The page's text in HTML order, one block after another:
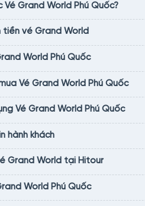
Grand World Phú Quốc?
tiền vé Grand World
World Phú Quốc
Vé Grand World Phú Quốc
Vé Grand World Phú Quốc
hành khách
Grand World tại Hitour
World Phú Quốc